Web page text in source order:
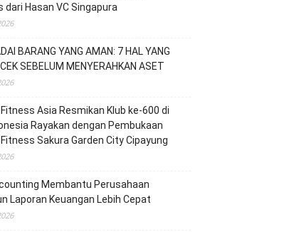
dari Hasan VC Singapura
BARANG YANG AMAN: 7 HAL YANG
SEBELUM MENYERAHKAN ASET
Asia Resmikan Klub ke-600 di
Rayakan dengan Pembukaan
Sakura Garden City Cipayung
Membantu Perusahaan
Laporan Keuangan Lebih Cepat